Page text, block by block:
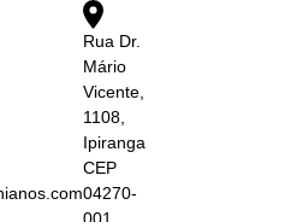
Rua Dr.
Mário
Vicente,
1108,
Ipiranga
CEP
04270-